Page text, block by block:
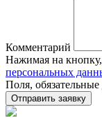
Комментарий
Нажимая на
персональных
Поля,